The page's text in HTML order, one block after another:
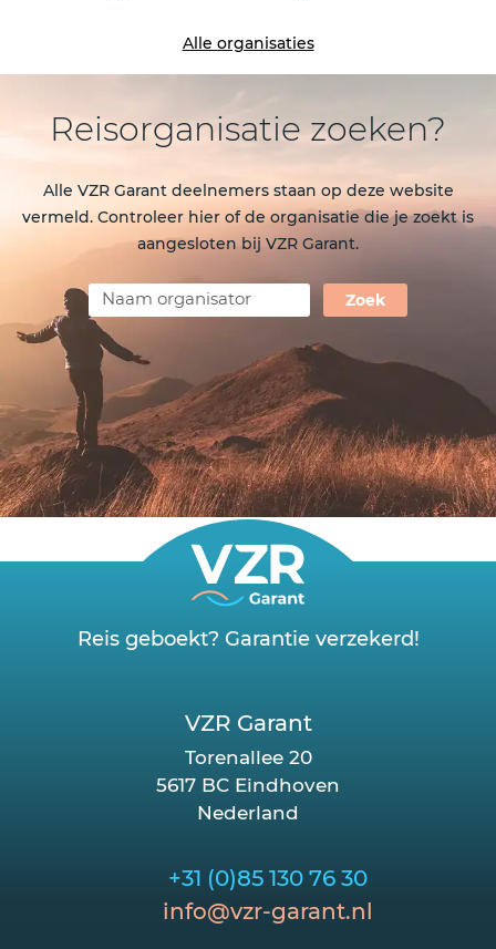
Alle organisaties
Reisorganisatie zoeken?
Alle VZR Garant deelnemers staan op deze website
vermeld. Controleer hier of de organisatie die je zoekt is
aangesloten bij VZR Garant.
Zoek
Reis geboekt? Garantie verzekerd!
+31 (0)85 130 76 30
info@vzr-garant.nl
VZR Garant
Torenallee 20
5617 BC Eindhoven
Nederland